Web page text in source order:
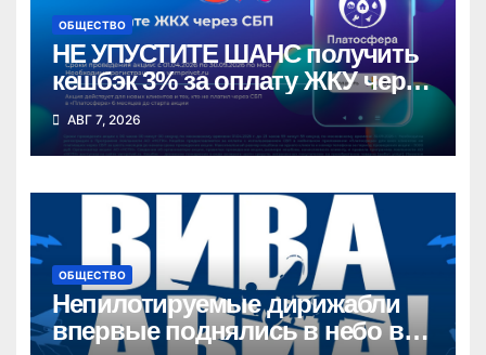
ОБЩЕСТВО
НЕ УПУСТИТЕ ШАНС получить
кешбэк 3% за оплату ЖКУ через
СБП в «Платосфере»
АВГ 7, 2026
ОБЩЕСТВО
Непилотируемые дирижабли
впервые поднялись в небо в